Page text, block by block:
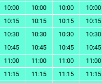
10:00 10:00 10:00
10:00
10:15 10:15 10:15
10:15
10:30 10:30 10:30
10:30
10:45 10:45 10:45
10:45
11:00 11:00 11:00
11:00
11:15 11:15 11:15
11:15